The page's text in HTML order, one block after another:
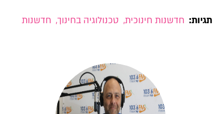
תגיות: חדשנות חינוכית, טכנולוגיה בחינוך, חדשנות